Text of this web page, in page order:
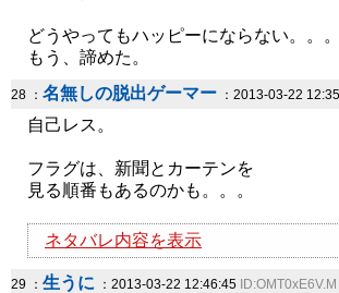
どうやってもハッピーにならない。。。
もう、諦めた。
28 ： 名無しの脱出ゲーマー ：2013-03-22
自己レス。
フラグは、新聞とカーテンを
見る順番もあるのかも。。。
ネタバレ内容を表示
29 ： 生うに ：2013-03-22 12:46:45 ID:OMT0xE6V.M